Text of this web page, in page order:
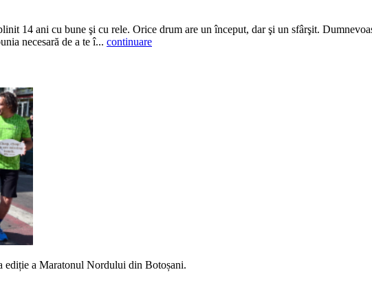
14 ani cu bune şi cu rele. Orice drum are un început, dar şi un sfârşit.
necesară de a te î... continuare
ediție a Maratonul Nordului din Botoșani.